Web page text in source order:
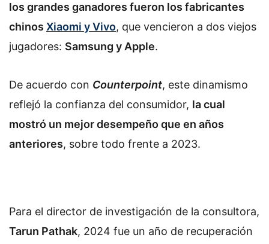
los grandes ganadores fueron los fabricantes
chinos Xiaomi y Vivo, que vencieron a dos viejos
jugadores: Samsung y Apple.
De acuerdo con Counterpoint, este dinamismo
reflejó la confianza del consumidor, la cual
mostró un mejor desempeño que en años
anteriores, sobre todo frente a 2023.
Para el director de investigación de la consultora,
Tarun Pathak, 2024 fue un año de recuperación